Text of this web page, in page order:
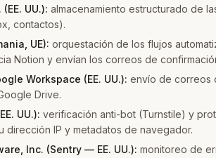
UU.): almacenamiento estructurado de
contactos).
UE): orquestación de los flujos
Notion y envían los correos de
Workspace (EE. UU.): envío de correos
Drive.
UU.): verificación anti-bot (Turnstile) y
dirección IP y metadatos de navegador.
Inc. (Sentry — EE. UU.): monitoreo de